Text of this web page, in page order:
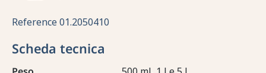
Reference01.2050410
Scheda tecnica